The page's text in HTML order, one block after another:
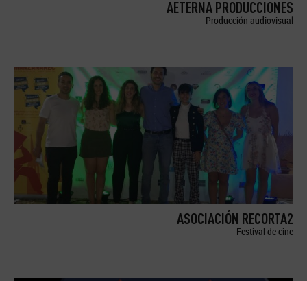
AETERNA PRODUCCIONES
Producción audiovisual
ASOCIACIÓN RECORTA2
Festival de cine